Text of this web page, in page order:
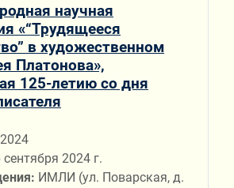
научная
«“Трудящееся
в художественном
Платонова»,
125-летию со дня
2024 г.
ИМЛИ (ул. Поварская, д.